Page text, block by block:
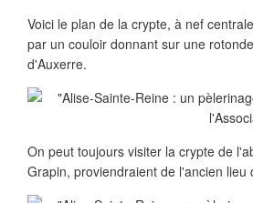
Voici le plan de la crypte, à nef
par un couloir donnant sur une
d'Auxerre.
On peut toujours visiter la crypte de
Grapin, proviendraient de l'ancien lieu